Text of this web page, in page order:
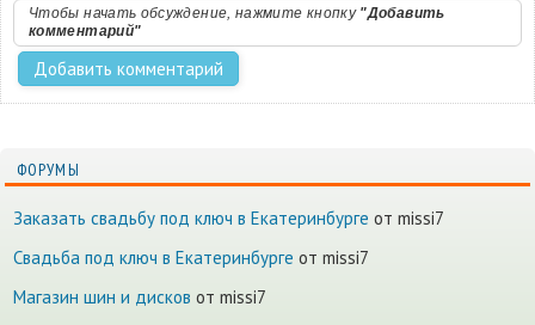
Чтобы начать обсуждение, нажмите кнопку "Добавить
комментарий"
ФОРУМЫ
Заказать свадьбу под ключ в Екатеринбурге от missi7
Cвадьба под ключ в Екатеринбурге от missi7
Магазин шин и дисков от missi7